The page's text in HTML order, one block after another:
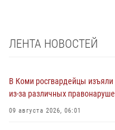
ЛЕНТА НОВОСТЕЙ
В Коми росгвардейцы
из-за различных
09 августа 2026, 06:01